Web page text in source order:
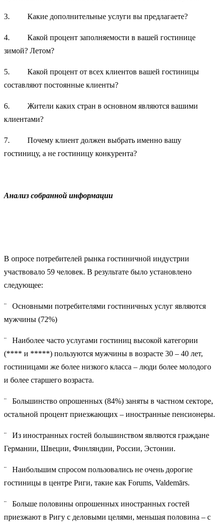
3. Какие дополнительные услуги вы предлагаете?
4. Какой процент заполняемости в вашей гостинице
зимой? Летом?
5. Какой процент от всех клиентов вашей гостиницы
составляют постоянные клиенты?
6. Жители каких стран в основном являются вашими
клиентами?
7. Почему клиент должен выбрать именно вашу
гостиницу, а не гостиницу конкурента?
Анализ собранной информации
В опросе потребителей рынка гостиничной индустрии
участвовало 59 человек. В результате было установлено
следующее:
¨ Основными потребителями гостиничных услуг являются
мужчины (72%)
¨ Наиболее часто услугами гостиниц высокой категории
(**** и *****) пользуются мужчины в возрасте 30 – 40 лет,
гостиницами же более низкого класса – люди более молодого
и более старшего возраста.
¨ Большинство опрошенных (84%) заняты в частном секторе,
остальной процент приезжающих – иностранные пенсионеры.
¨ Из иностранных гостей большинством являются граждане
Германии, Швеции, Финляндии, России, Эстонии.
¨ Наибольшим спросом пользовались не очень дорогие
гостиницы в центре Риги, такие как Forums, Valdemārs.
¨ Больше половины опрошенных иностранных гостей
приезжают в Ригу с деловыми целями, меньшая половина – с